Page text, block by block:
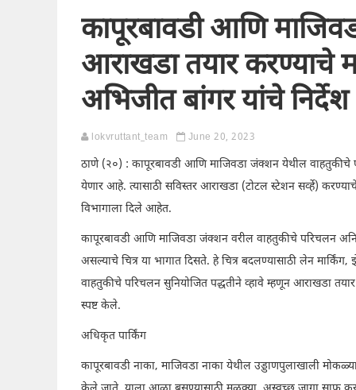
कापूरबावडी आणि
आराखडा तयार करण्याचे
अभिजीत बांगर यांचे निर्देश
lokvruttant_team June 20, 2023
ठाणे (२०) : कापूरबावडी आणि माजिवडा जंक्शन येथील वाहतुकीचे
येणार आहे. त्यासाठी सविस्तर आराखडा (टोटल स्टेशन सर्व्हे)
विभागाला दिले आहेत.
कापूरबावडी आणि माजिवडा जंक्शन वरील वाहतुकीचे परिचलन
असल्याचे चित्र या भागात दिसते. हे चित्र बदलण्यासाठी लेन
वाहतुकीचे परिचलन सुनियोजित पद्धतीने व्हावे म्हणून आराखडा
स्पष्ट केले.
अधिकृत पार्किंग
कापूरबावडी नाका, माजिवडा नाका येथील उड्डाणपुलाखाली